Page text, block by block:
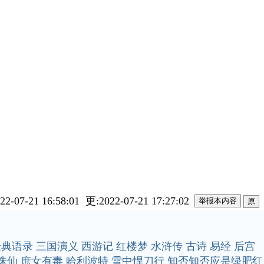
07-21 16:58:01 更:2022-07-21 17:27:02 原
语录 三国演义 西游记 红楼梦 水浒传 古诗 易经 后宫
仙 庶女有毒 哈利波特 雪中悍刀行 知否知否应是绿肥红